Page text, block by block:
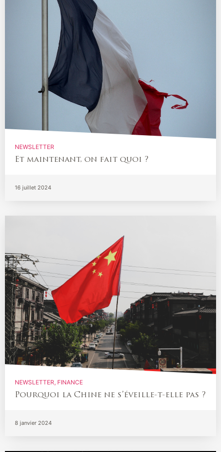
NEWSLETTER
Et maintenant, on fait quoi ?
16 juillet 2024
NEWSLETTER FINANCE
Pourquoi la Chine ne s’éveille-t-elle pas ?
8 janvier 2024